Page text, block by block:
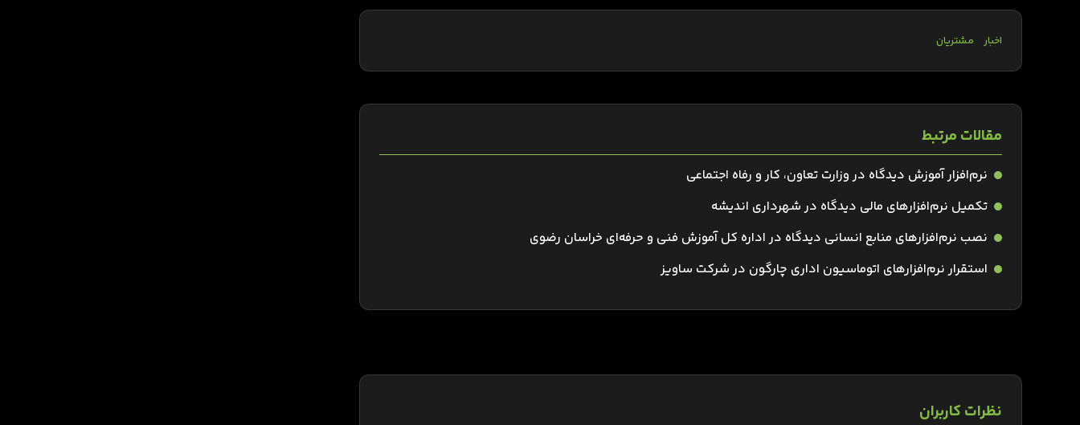
اخبار مشتریان
مقالات مرتبط
نرم‌افزار آموزش دیدگاه در وزارت تعاون، کار و رفاه اجتماعی
تکمیل نرم‌افزارهای مالی دیدگاه در شهرداری اندیشه
نصب نرم‌افزارهای منابع انسانی دیدگاه در اداره کل آموزش فنی و حرفه‌ای خراسان رضوی
استقرار نرم‌افزارهای اتوماسیون اداری چارگون در شرکت ساویز
نظرات کاربران